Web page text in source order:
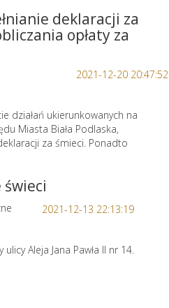
deklaracji za
opłaty za
2021-12-20 20:47:52
działań ukierunkowanych na
Miasta Biała Podlaska,
za śmieci. Ponadto
2021-12-13 22:13:19
Aleja Jana Pawła II nr 14.